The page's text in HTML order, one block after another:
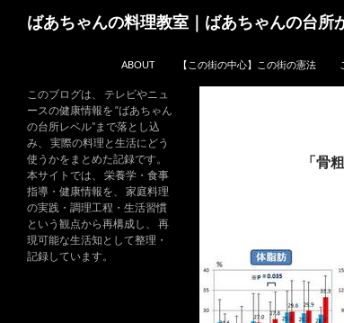
ばあちゃんの料理教室｜ばあちゃんの台所
ABOUT 【この街の中心】この街の憲法
「骨
このブログは、 テレビやニュ
ースの健康情報を “ばあちゃん
の台所レベル”まで落とし込
み、 実際の料理と生活にどう
使うかをまとめた記録です。
本サイトでは、 栄養学・食事
指導・健康情報を、 家庭料理
の実践・調理工程・生活習慣
という観点から再構成し、 再
現可能な生活知として整理・
記録しています。